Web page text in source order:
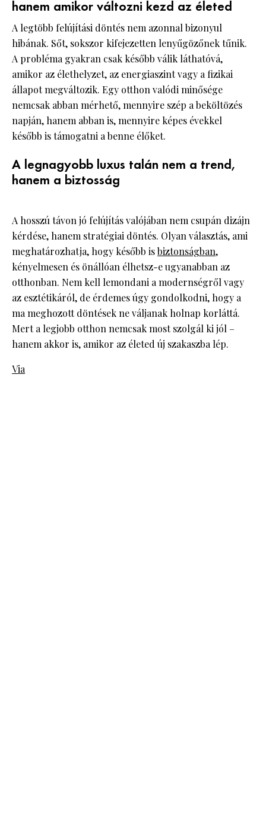
hanem amikor változni kezd az életed
A legtöbb felújítási döntés nem azonnal bizonyul
hibának. Sőt, sokszor kifejezetten lenyűgözőnek tűnik.
A probléma gyakran csak később válik láthatóvá,
amikor az élethelyzet, az energiaszint vagy a fizikai
állapot megváltozik. Egy otthon valódi minősége
nemcsak abban mérhető, mennyire szép a beköltözés
napján, hanem abban is, mennyire képes évekkel
később is támogatni a benne élőket.
A legnagyobb luxus talán nem a trend,
hanem a biztosság
A hosszú távon jó felújítás valójában nem csupán dizájn
kérdése, hanem stratégiai döntés. Olyan választás, ami
meghatározhatja, hogy később isbiztonságban,
kényelmesen és önállóan élhetsz-e ugyanabban az
otthonban. Nem kell lemondani a modernségről vagy
az esztétikáról, de érdemes úgy gondolkodni, hogy a
ma meghozott döntések ne váljanak holnap korláttá.
Mert a legjobb otthon nemcsak most szolgál ki jól –
hanem akkor is, amikor az életed új szakaszba lép.
Via